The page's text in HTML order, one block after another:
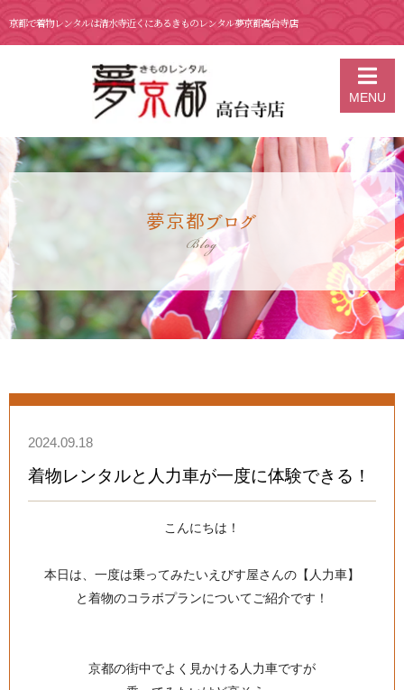
京都で着物レンタルは清水寺近くにあるきものレンタル夢京都高台寺店
MENU
京都の着物レンタル 夢京都 高台寺店
着物レンタルと人力車
が一度に体験できる！
夢京都ブログ
Blog
2024.09.18
着物レンタルと人力車が一度に体験できる！
こんにちは！
本日は、一度は乗ってみたいえびす屋さんの【人力車】
と着物のコラボプランについてご紹介です！
京都の街中でよく見かける人力車ですが